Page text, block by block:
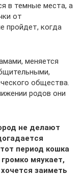
в темные места, а
от
пройдет, когда
меняется
общества.
родов они
не делают
период кошка
мяукает,
заиметь